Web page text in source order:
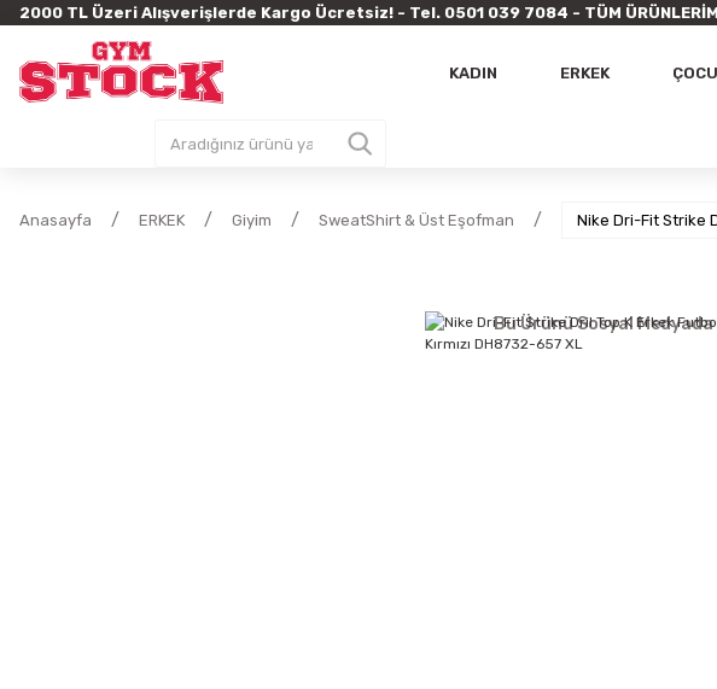
2000 TL Üzeri Alışverişlerde Kargo Ücretsiz! - Tel. 0501 039 7084 - TÜM
KADIN ERKEK
Anasayfa ERKEK Giyim SweatShirt & Üst Eşofman Nike Dri-Fit Strike
Bu Ürünü Sosyal Medyada